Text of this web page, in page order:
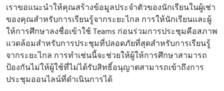
เราขอแนะนําให้คุณสร้างข้อมูลประจําตัวของนักเรียนในผู้เช่า
ของคุณสําหรับการเรียนรู้จากระยะไกล การให้นักเรียนและผู้
ให้การศึกษาลงชื่อเข้าใช้ Teams ก่อนร่วมการประชุมคือสภาพ
แวดล้อมสำหรับการประชุมที่ปลอดภัยที่สุดสำหรับการเรียนรู้
จากระยะไกล การทำเช่นนี้จะช่วยให้ผู้ให้การศึกษาสามารถ
ป้องกันไม่ให้ผู้ใช้ที่ไม่ได้รับสิทธิ์อนุญาตสามารถเข้าถึงการ
ประชุมออนไลน์ที่ดำเนินการได้